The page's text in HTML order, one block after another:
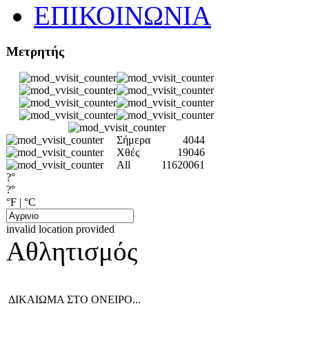
ΕΠΙΚΟΙΝΩΝΙΑ
Μετρητής
Σήμερα
4044
Χθές
19046
All
11620061
?°
?°
°F | °C
invalid location provided
Αθλητισμός
ΔΙΚΑΙΩΜΑ ΣΤΟ ΟΝΕΙΡΟ...